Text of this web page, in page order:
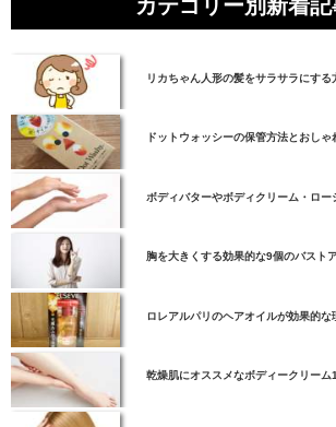
カテゴリー別新着
リカちゃん人形の髪をサラサラにする
ドットウォッシーの保管方法とおしゃ
ボディバターやボディクリーム・ロ
胸を大きくする効果的な9個のバスト
ロレアルパリのヘアオイルが効果的な
乾燥肌にオススメなボディークリーム